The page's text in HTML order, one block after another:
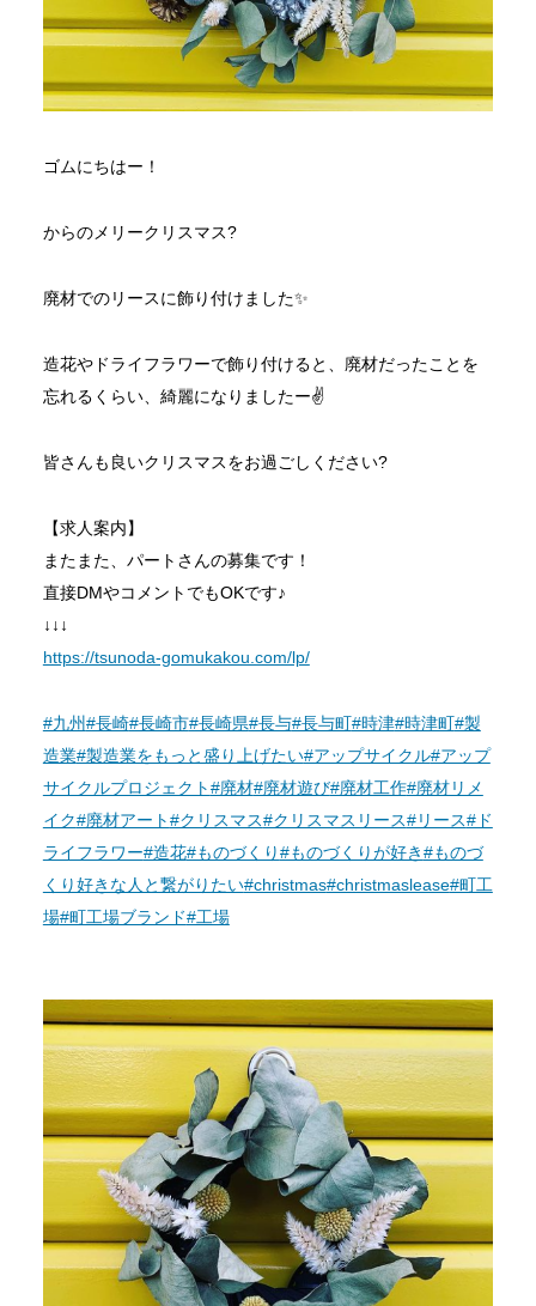
ゴムにちはー！
からのメリークリスマス?
廃材でのリースに飾り付けました✨
造花やドライフラワーで飾り付けると、廃材だったことを
忘れるくらい、綺麗になりましたー✌️
皆さんも良いクリスマスをお過ごしください?
【求人案内】
またまた、パートさんの募集です！
直接DMやコメントでもOKです♪
↓↓↓
https://tsunoda-gomukakou.com/lp/
#九州#長崎#長崎市#長崎県#長与#長与町#時津#時津町#製
造業#製造業をもっと盛り上げたい#アップサイクル#アップ
サイクルプロジェクト#廃材#廃材遊び#廃材工作#廃材リメ
イク#廃材アート#クリスマス#クリスマスリース#リース#ド
ライフラワー#造花#ものづくり#ものづくりが好き#ものづ
くり好きな人と繋がりたい#christmas#christmaslease#町工
場#町工場ブランド#工場